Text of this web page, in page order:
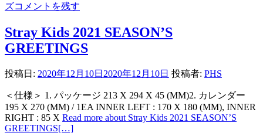
ズコメントを残す
Stray Kids 2021 SEASON’S
GREETINGS
投稿日: 2020年12月10日 2020年12月10日 投稿者: PHS
＜仕様＞ 1. パッケージ 213 X 294 X 45 (MM)2. カレンダー
195 X 270 (MM) / 1EA INNER LEFT : 170 X 180 (MM), INNER
RIGHT : 85 X Read more about Stray Kids 2021 SEASON’S
GREETINGS[…]